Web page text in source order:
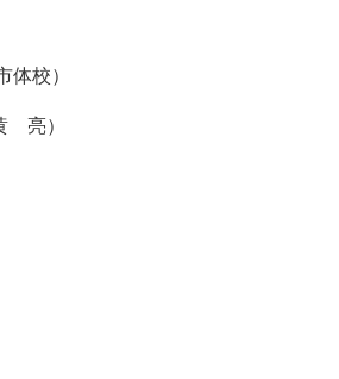
体校）
亮）